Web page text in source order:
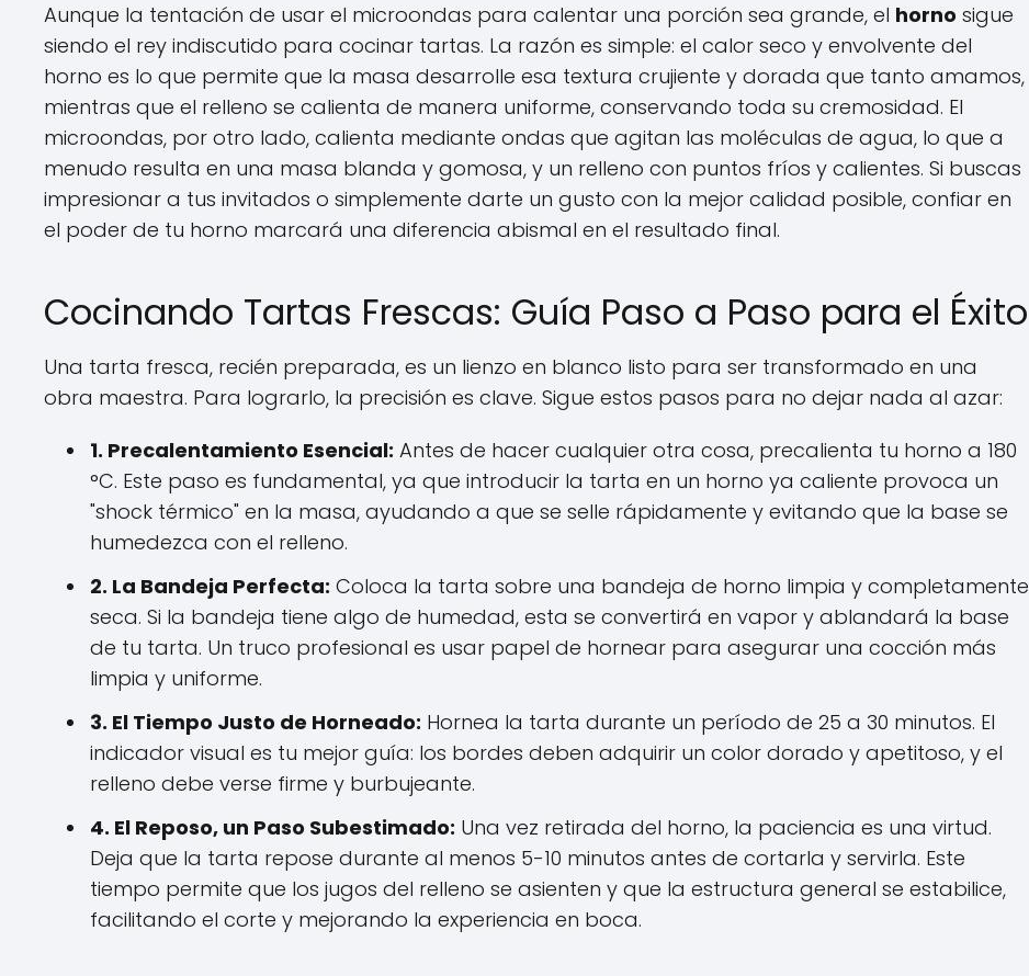
Aunque la tentación de usar el microondas para calentar una porción sea grande, el horno sigue
siendo el rey indiscutido para cocinar tartas. La razón es simple: el calor seco y envolvente del
horno es lo que permite que la masa desarrolle esa textura crujiente y dorada que tanto amamos,
mientras que el relleno se calienta de manera uniforme, conservando toda su cremosidad. El
microondas, por otro lado, calienta mediante ondas que agitan las moléculas de agua, lo que a
menudo resulta en una masa blanda y gomosa, y un relleno con puntos fríos y calientes. Si buscas
impresionar a tus invitados o simplemente darte un gusto con la mejor calidad posible, confiar en
el poder de tu horno marcará una diferencia abismal en el resultado final.
Cocinando Tartas Frescas: Guía Paso a Paso para el Éxito
Una tarta fresca, recién preparada, es un lienzo en blanco listo para ser transformado en una
obra maestra. Para lograrlo, la precisión es clave. Sigue estos pasos para no dejar nada al azar:
1. Precalentamiento Esencial: Antes de hacer cualquier otra cosa, precalienta tu horno a 180
°C. Este paso es fundamental, ya que introducir la tarta en un horno ya caliente provoca un
"shock térmico" en la masa, ayudando a que se selle rápidamente y evitando que la base se
humedezca con el relleno.
2. La Bandeja Perfecta: Coloca la tarta sobre una bandeja de horno limpia y completamente
seca. Si la bandeja tiene algo de humedad, esta se convertirá en vapor y ablandará la base
de tu tarta. Un truco profesional es usar papel de hornear para asegurar una cocción más
limpia y uniforme.
3. El Tiempo Justo de Horneado: Hornea la tarta durante un período de 25 a 30 minutos. El
indicador visual es tu mejor guía: los bordes deben adquirir un color dorado y apetitoso, y el
relleno debe verse firme y burbujeante.
4. El Reposo, un Paso Subestimado: Una vez retirada del horno, la paciencia es una virtud.
Deja que la tarta repose durante al menos 5-10 minutos antes de cortarla y servirla. Este
tiempo permite que los jugos del relleno se asienten y que la estructura general se estabilice,
facilitando el corte y mejorando la experiencia en boca.